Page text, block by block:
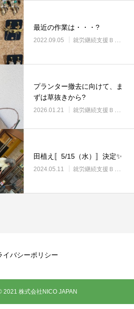
最近の作業は・・・?
2022.09.05 就労継続支援Ｂ型・ニコプレイス
プランター撤去に向けて、ま
ずは草抜きから?
2026.01.21 就労継続支援Ｂ型・ニコプレイス
田植え〚5/15（水）〛決定✨
2024.05.11 就労継続支援Ｂ型・ニコプレイス
イバシーポリシー
2021 株式会社NICO JAPAN